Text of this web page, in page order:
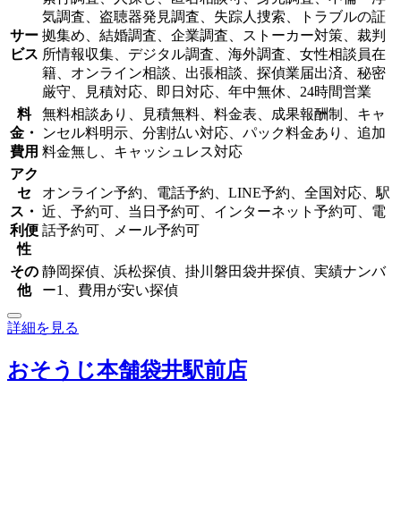
サー
ビス
気調査、盗聴器発見調査、失踪人捜索、トラブルの証
拠集め、結婚調査、企業調査、ストーカー対策、裁判
所情報収集、デジタル調査、海外調査、女性相談員在
籍、オンライン相談、出張相談、探偵業届出済、秘密
厳守、見積対応、即日対応、年中無休、24時間営業
料
金・
費用
無料相談あり、見積無料、料金表、成果報酬制、キャ
ンセル料明示、分割払い対応、パック料金あり、追加
料金無し、キャッシュレス対応
アク
セ
ス・
利便
性
オンライン予約、電話予約、LINE予約、全国対応、駅
近、予約可、当日予約可、インターネット予約可、電
話予約可、メール予約可
その
他
静岡探偵、浜松探偵、掛川磐田袋井探偵、実績ナンバ
ー1、費用が安い探偵
詳細を見る
おそうじ本舗袋井駅前店